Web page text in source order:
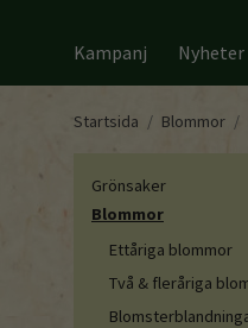
Kampanj Nyheter
Startsida / Blommor /
Grönsaker
Blommor
Ettåriga blommor
Två & fleråriga